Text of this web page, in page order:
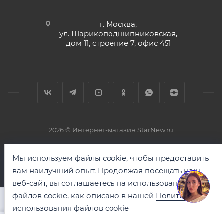
В КОРЗИНУ
г. Москва,
ул. Шарикоподшипниковская,
дом 11, строение 7, офис 451
2026 © Интернет-магазин StarNew.ru
Мы используем файлы cookie, чтобы предоставить
вам наилучший опыт. Продолжая посещать наш
веб-сайт, вы соглашаетесь на использование
файлов cookie, как описано в нашей Политике
использования файлов cookie